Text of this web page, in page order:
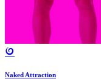
Naked Attraction